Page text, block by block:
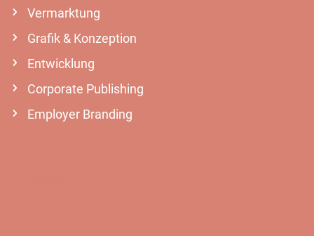
Vermarktung
Grafik & Konzeption
Entwicklung
Corporate Publishing
Employer Branding